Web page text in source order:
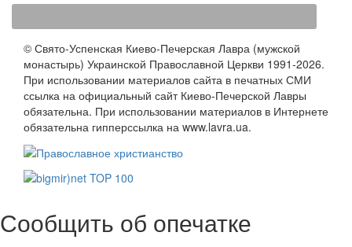
© Свято-Успенская Киево-Печерская Лавра (мужской
монастырь) Украинской Православной Церкви 1991-2026.
При использовании материалов сайта в печатных СМИ
ссылка на официальный сайт Киево-Печерской Лавры
обязательна. При использовании материалов в Интернете
обязательна гипперссылка на www.lavra.ua.
Сообщить об опечатке